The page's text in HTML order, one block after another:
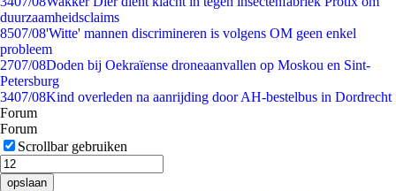
duurzaamheidsclaims
8507/08'Witte' mannen discrimineren is volgens OM geen enkel
probleem
2707/08Doden bij Oekraïense droneaanvallen op Moskou en Sint-
Petersburg
3407/08Kind overleden na aanrijding door AH-bestelbus in Dordrecht
Forum
Forum
Scrollbar gebruiken
opslaan